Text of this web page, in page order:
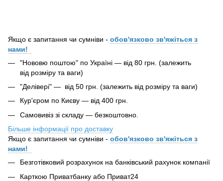
Якщо є запитання чи сумніви - обов'язково зв'яжіться з
нами!
"Нововю поштою" по Україні — від 80 грн. (залежить
від розміру та ваги)
"Делівері" — від 50 грн. (залежить від розміру та ваги)
Кур'єром по Києву — від 400 грн.
Самовивіз зі складу — безкоштовно.
Більше інформації про доставку
Якщо є запитання чи сумніви - обов'язково зв'яжіться з
нами!
Безготівковий розрахунок на банківський рахунок компанії
Карткою Приватбанку або Приват24